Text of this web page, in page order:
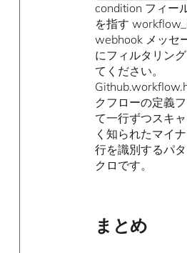
condition フィー
を指す
webhook メッセ
にフィルタリン
てください。
クフローの定義
て一行ずつスキ
く知られたマイ
行を識別するパ
クロです。
まとめ